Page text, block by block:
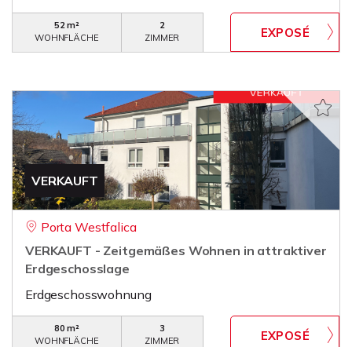
52 m²
WOHNFLÄCHE
2
ZIMMER
VERKAUFT
Porta Westfalica
VERKAUFT - Zeitgemäßes Wohnen in attraktiver
Erdgeschosslage
Erdgeschosswohnung
80 m²
WOHNFLÄCHE
3
ZIMMER